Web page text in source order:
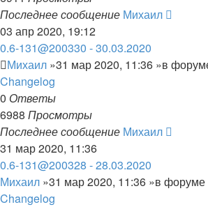
Последнее сообщение Михаил
03 апр 2020, 19:12
0.6-131@200330 - 30.03.2020
Михаил »31 мар 2020, 11:36 »в
Changelog
0 Ответы
6988 Просмотры
Последнее сообщение Михаил
31 мар 2020, 11:36
0.6-131@200328 - 28.03.2020
Михаил »31 мар 2020, 11:36 »в форуме
Changelog